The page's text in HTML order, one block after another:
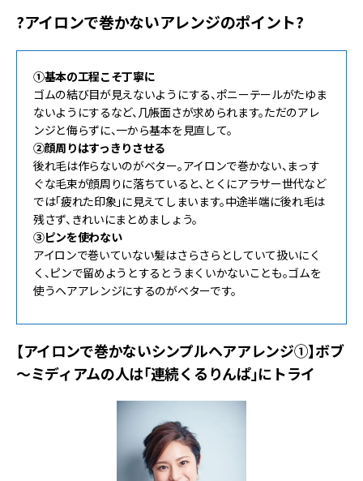
?アイロンで巻かないアレンジのポイント?
①基本の工程こそ丁寧に
ゴムの結び目が見えないようにする、ポニーテールがたゆま
ないようにするなど、几帳面さが求められます。ただのアレ
ンジと侮らずに、一から基本を見直して。
②顔周りはすっきりさせる
後れ毛は作らないのがベター。アイロンで巻かない、まっす
ぐな毛束が顔周りに落ちていると、とくにアラサー世代など
では「疲れた印象」に見えてしまいます。中途半端に後れ毛は
残さず、きれいにまとめましょう。
③ピンを使わない
アイロンで巻いていない髪はさらさらとしていて扱いにく
く、ピンで留めようとするとうまくいかないことも。ゴムを
使うヘアアレンジにするのがベターです。
【アイロンで巻かないシンプルヘアアレンジ①】ボブ
～ミディアムの人は「連続くるりんぱ」にトライ